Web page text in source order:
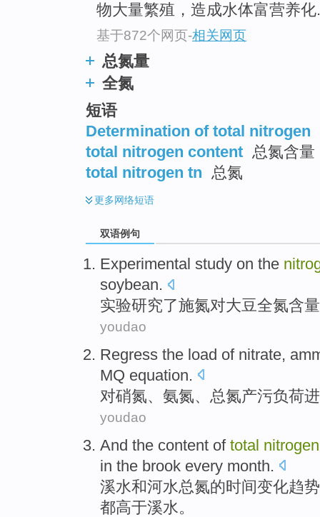
物大量繁殖，造成水体富营养化
基于872个网页-相关网页
总氮量
全氮
短语
Determination of total nitrogen
total nitrogen content 总氮含量
total nitrogen tn 总氮
更多网络短语
双语例句
Experimental study on the
soybean.
实验研究了施氮对大豆全氮含量
youdao
Regress the load of nitrate,
MQ equation.
对硝氮、 氨氮、 总氮产污负荷
youdao
And the content of total nitrogen
in the brook every month.
溪水和河水总氮的时间变化趋
都高于溪水。